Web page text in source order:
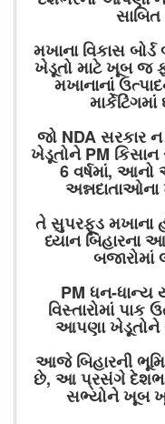
મખાના વિકાસ
ખેડૂતો માટે ખૂબ જ
મખાનાનાં
જો NDA સરકાર
ખેડૂતોને PM કિસાન
6 વર્ષમાં,
તે સુપરફૂડ મખાના
ધ્યાન બિહારના
PM ધન-ધાન્ય
વિસ્તારોમાં
આપણા
આજે બિહારની ભૂમિ
છે, આ પ્રસંગે
સભ્યોને ખૂબ